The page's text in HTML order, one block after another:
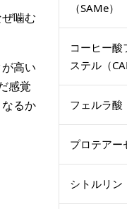
噛む
高い
感覚
るか
（SAMe）
コーヒー酸
ステル（
フェルラ酸
プロテアー
シトルリン